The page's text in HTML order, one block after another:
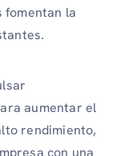
fomentan la
aumentar el
rendimiento,